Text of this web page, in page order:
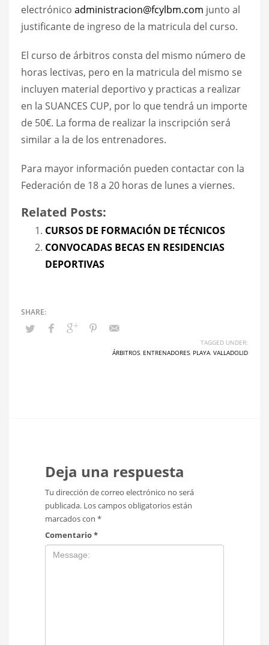
electrónico administracion@fcylbm.com junto al
justificante de ingreso de la matricula del curso.
El curso de árbitros consta del mismo número de
horas lectivas, pero en la matricula del mismo se
incluyen material deportivo y practicas a realizar
en la SUANCES CUP, por lo que tendrá un importe
de 50€. La forma de realizar la inscripción será
similar a la de los entrenadores.
Para mayor información pueden contactar con la
Federación de 18 a 20 horas de lunes a viernes.
Related Posts:
CURSOS DE FORMACIÓN DE TÉCNICOS
CONVOCADAS BECAS EN RESIDENCIAS
DEPORTIVAS
TAGGED UNDER:
ÁRBITROS ENTRENADORES PLAYA VALLADOLID
Deja una respuesta
Tu dirección de correo electrónico no será
publicada. Los campos obligatorios están
marcados con *
Comentario*